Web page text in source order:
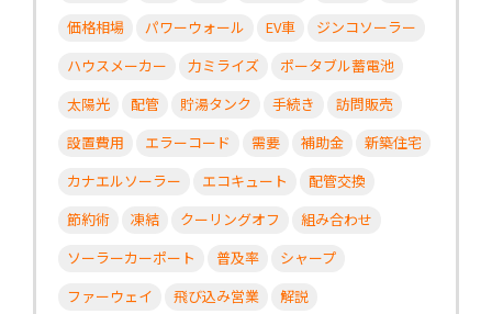
価格相場
パワーウォール EV車
ジンコソーラー
ハウスメーカー
力ミライズ
ポータブル蓄電池
太陽光
配管 貯湯タンク 手続き
訪問販売
設置費用
エラーコード 需要 補助金
新築住宅
カナエルソーラー
エコキュート
配管交換
節約術
凍結 クーリングオフ
組み合わせ
ソーラーカーポート
普及率
シャープ
ファーウェイ
飛び込み営業
解説